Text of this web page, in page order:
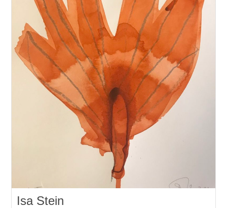
Isa Stein